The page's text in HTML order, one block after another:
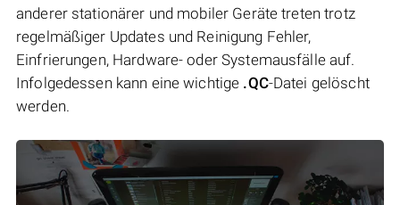
anderer stationärer und mobiler Geräte treten trotz
regelmäßiger Updates und Reinigung Fehler,
Einfrierungen, Hardware- oder Systemausfälle auf.
Infolgedessen kann eine wichtige .QC-Datei gelöscht
werden.